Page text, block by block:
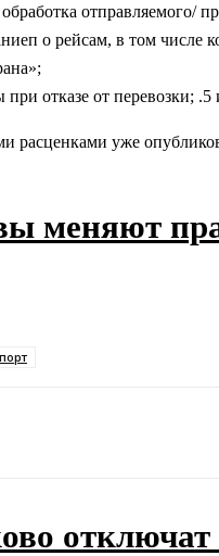
о рейсам, в том числе
при отказе от перевозки;
расценками уже
меняют
отключат